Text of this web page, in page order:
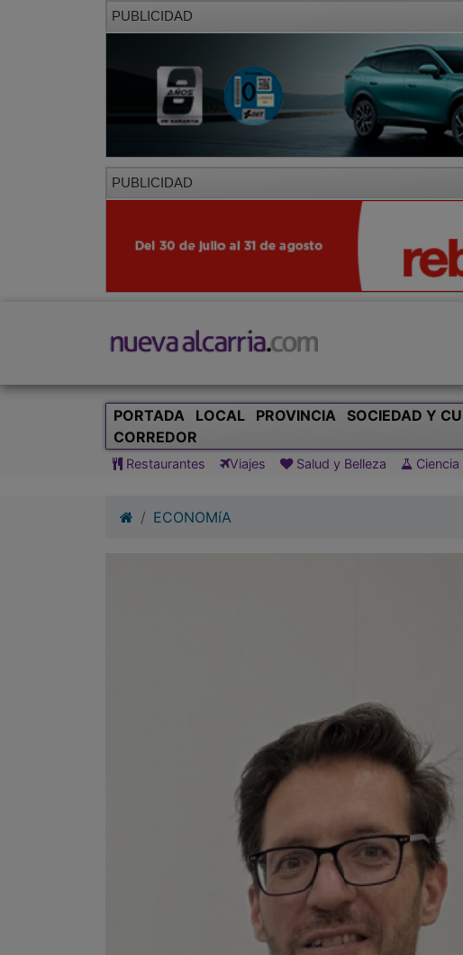
PUBLICIDAD
PUBLICIDAD
PORTADA LOCAL PROVINCIA SOCIEDAD Y
CORREDOR
Restaurantes Viajes Salud y Belleza Ciencia
ECONOMíA